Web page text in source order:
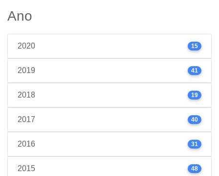
Ano
2020 15
2019 41
2018 19
2017 40
2016 31
2015 48